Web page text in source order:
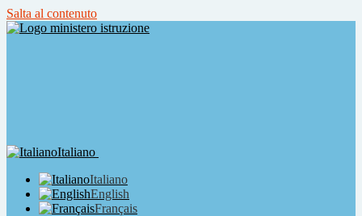
Salta al contenuto
Italiano
Italiano
English
Français